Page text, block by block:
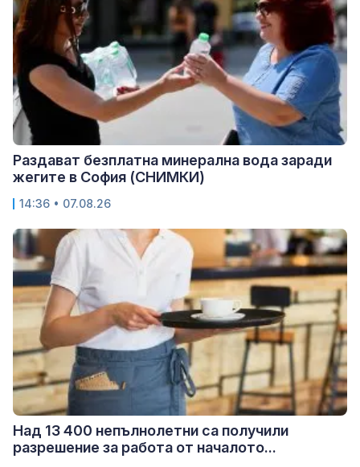
Раздават безплатна минерална вода заради
жегите в София (СНИМКИ)
14:36 • 07.08.26
Над 13 400 непълнолетни са получили
разрешение за работа от началото...